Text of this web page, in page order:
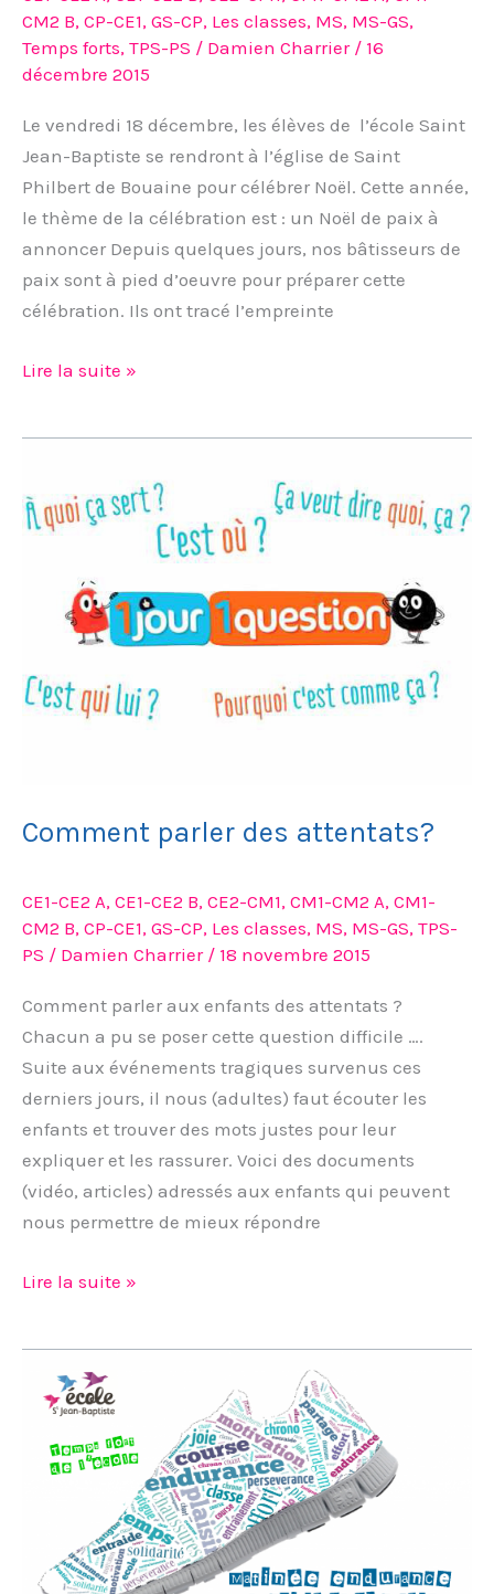
CM2 B, CP-CE1, GS-CP, Les classes, MS, MS-GS,
Temps forts, TPS-PS / Damien Charrier / 16
décembre 2015
Le vendredi 18 décembre, les élèves de l’école Saint
Jean-Baptiste se rendront à l’église de Saint
Philbert de Bouaine pour célébrer Noël. Cette année,
le thème de la célébration est : un Noël de paix à
annoncer Depuis quelques jours, nos bâtisseurs de
paix sont à pied d’oeuvre pour préparer cette
célébration. Ils ont tracé l’empreinte
Lire la suite »
Comment parler des attentats?
CE1-CE2 A, CE1-CE2 B, CE2-CM1, CM1-CM2 A, CM1-
CM2 B, CP-CE1, GS-CP, Les classes, MS, MS-GS, TPS-
PS / Damien Charrier / 18 novembre 2015
Comment parler aux enfants des attentats ?
Chacun a pu se poser cette question difficile ….
Suite aux événements tragiques survenus ces
derniers jours, il nous (adultes) faut écouter les
enfants et trouver des mots justes pour leur
expliquer et les rassurer. Voici des documents
(vidéo, articles) adressés aux enfants qui peuvent
nous permettre de mieux répondre
des
Lire la suite »
endurance